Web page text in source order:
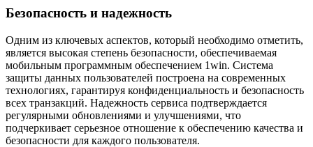
Безопасность и надежность
Одним из ключевых аспектов, который необходимо отметить,
является высокая степень безопасности, обеспечиваемая
мобильным программным обеспечением 1win. Система
защиты данных пользователей построена на современных
технологиях, гарантируя конфиденциальность и безопасность
всех транзакций. Надежность сервиса подтверждается
регулярными обновлениями и улучшениями, что
подчеркивает серьезное отношение к обеспечению качества и
безопасности для каждого пользователя.